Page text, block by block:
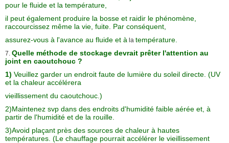
pour le fluide et la température,
il peut également produire la bosse et raidir le phénomène,
raccourcissez même la vie, fuite. Par conséquent,
assurez-vous à l'avance au fluide et à la température.
7. Quelle méthode de stockage devrait prêter l'attention au
joint en caoutchouc ?
1) Veuillez garder un endroit faute de lumière du soleil directe. (UV
et la chaleur accélérera
vieillissement du caoutchouc.)
2)Maintenez svp dans des endroits d'humidité faible aérée et, à
partir de l'humidité et de la rouille.
3)Avoid plaçant près des sources de chaleur à hautes
températures. (Le chauffage pourrait accélérer le vieillissement